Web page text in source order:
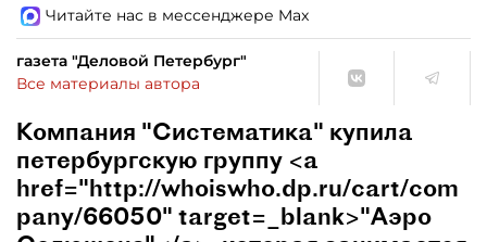
Читайте нас в мессенджере Max
газета "Деловой Петербург"
Все материалы автора
Компания "Систематика" купила
петербургскую группу <a
href="http://whoiswho.dp.ru/cart/com
pany/66050" target=_blank>"Аэро